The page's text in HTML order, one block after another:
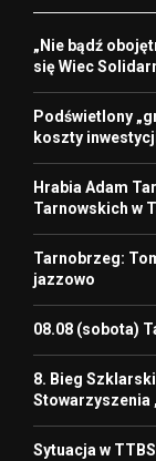
„Nie bądź
się Wiec
Podświetlony
koszty
Hrabia Adam
Tarnowskich w
Tarnobrzeg:
jazzowo
08.08 (sobota)
8. Bieg
Stowarzyszenia
Sytuacja w